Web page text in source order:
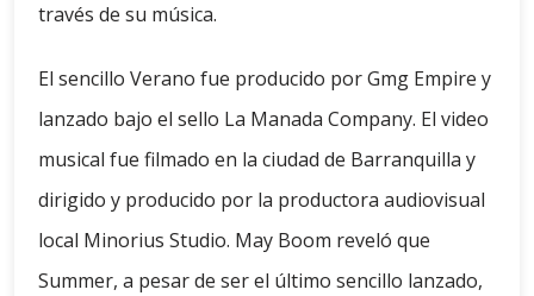
través de su música.
El sencillo Verano fue producido por Gmg Empire y
lanzado bajo el sello La Manada Company. El video
musical fue filmado en la ciudad de Barranquilla y
dirigido y producido por la productora audiovisual
local Minorius Studio. May Boom reveló que
Summer, a pesar de ser el último sencillo lanzado,